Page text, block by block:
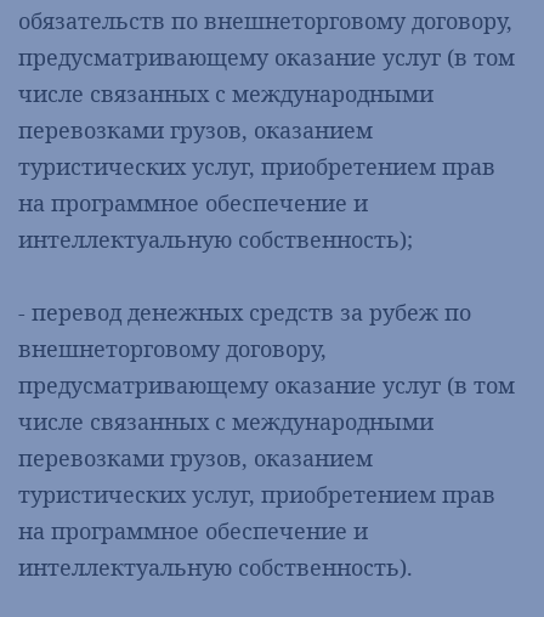
обязательств по внешнеторговому договору,
предусматривающему оказание услуг (в том
числе связанных с международными
перевозками грузов, оказанием
туристических услуг, приобретением прав
на программное обеспечение и
интеллектуальную собственность);
- перевод денежных средств за рубеж по
внешнеторговому договору,
предусматривающему оказание услуг (в том
числе связанных с международными
перевозками грузов, оказанием
туристических услуг, приобретением прав
на программное обеспечение и
интеллектуальную собственность).